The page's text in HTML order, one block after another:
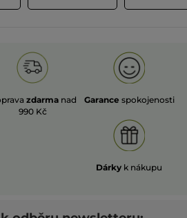
zdarma nad
990 Kč
Garance spokojenosti
Dárky k nákupu